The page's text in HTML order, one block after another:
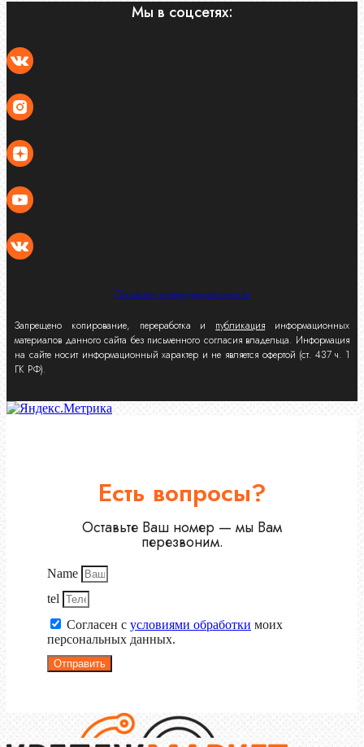
Мы в соцсетях:
Политика конфиденциальности
Запрещено копирование, переработка и публикация информационных
материалов данного сайта без письменного согласия владельца. Информация
на сайте носит информационный характер и не является офертой (ст. 437 ч. 1
ГК РФ).
Есть вопросы?
Оставьте Ваш номер — мы Вам
перезвоним.
Name
tel
Согласен с условиями обработки моих
персональных данных.
Отправить